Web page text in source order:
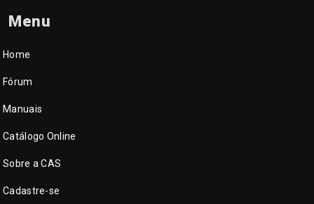
Menu
Home
Fórum
Manuais
Catálogo Online
Sobre a CAS
Cadastre-se